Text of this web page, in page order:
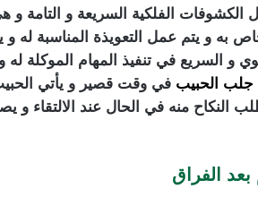
الكشوفات الفلكية السريعة و
به و يتم عمل التعويذة المناسبة له
و السريع في تنفيذ المهام الموكلة له
جلب الحبيب في وقت قصير و يأتي
منه في الحال عند الالتقاء و
الفراق